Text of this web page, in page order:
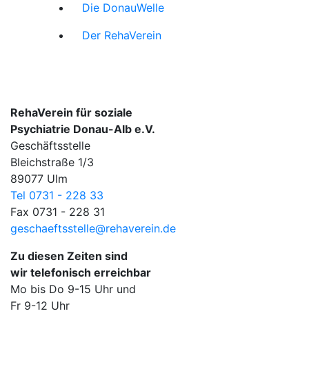
Die DonauWelle
Der RehaVerein
RehaVerein für soziale
Psychiatrie Donau-Alb e.V.
Geschäftsstelle
Bleichstraße 1/3
89077 Ulm
Tel 0731 - 228 33
Fax 0731 - 228 31
geschaeftsstelle@rehaverein.de
Zu diesen Zeiten sind
wir telefonisch erreichbar
Mo bis Do 9-15 Uhr und
Fr 9-12 Uhr